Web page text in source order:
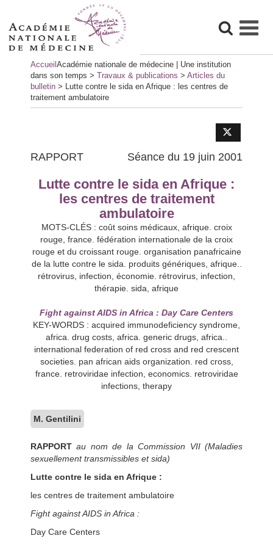
Accueil Académie nationale de médecine | Une institution
dans son temps > Travaux & publications > Articles du
bulletin > Lutte contre le sida en Afrique : les centres de
traitement ambulatoire
RAPPORT Séance du 19 juin 2001
Lutte contre le sida en Afrique :
les centres de traitement
ambulatoire
MOTS-CLÉS : coût soins médicaux, afrique. croix
rouge, france. fédération internationale de la croix
rouge et du croissant rouge. organisation panafricaine
de la lutte contre le sida. produits génériques, afrique..
rétrovirus, infection, économie. rétrovirus, infection,
thérapie. sida, afrique
Fight against AIDS in Africa : Day Care Centers
KEY-WORDS : acquired immunodeficiency syndrome,
africa. drug costs, africa. generic drugs, africa..
international federation of red cross and red crescent
societies. pan african aids organization. red cross,
france. retroviridae infection, economics. retroviridae
infections, therapy
M. Gentilini
RAPPORT au nom de la Commission VII (Maladies
sexuellement transmissibles et sida)
Lutte contre le sida en Afrique :
les centres de traitement ambulatoire
Fight against AIDS in Africa :
Day Care Centers